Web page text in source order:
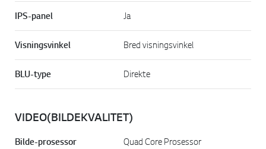
IPS-panel Ja
Visningsvinkel Bred visningsvinkel
BLU-type Direkte
VIDEO(BILDEKVALITET)
Bilde-prosessor Quad Core Prosessor